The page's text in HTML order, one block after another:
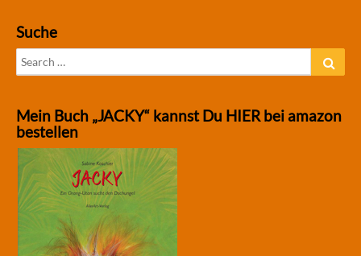
Suche
Search
for:
Mein Buch „JACKY“ kannst Du HIER bei amazon
bestellen